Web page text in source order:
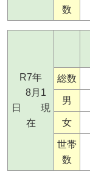
数
R7年
8月1
日 現
在
総数
男
女
世帯
数